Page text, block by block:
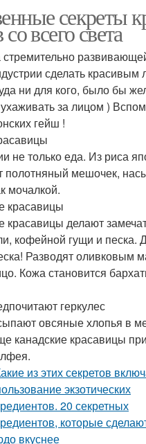
секреты
всего света
сделать красивым
ни для кого, было бы
за лицом )
гейш !
не только еда. Из риса
полотняный мешочек,
мочалкой.
красавицы
красавицы делают
кофейной гущи и песка.
Разводят оливковым
Кожа становится
геркулес
овсяные хлопья в
канадские красавицы